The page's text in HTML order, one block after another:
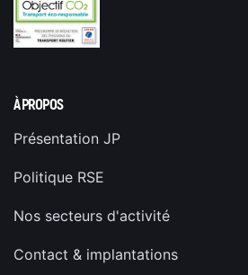
À PROPOS
Présentation JP
Politique RSE
Nos secteurs d'activité
Contact & implantations